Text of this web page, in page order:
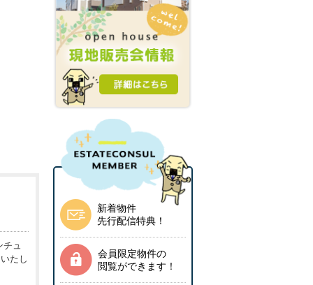
チュ
たし
新着物件
先行配信特典！
会員限定物件の
閲覧ができます！